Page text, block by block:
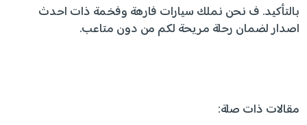
بالتأكيد. ف نحن نملك سيارات فارهة وفخمة ذات احدث
اصدار لضمان رحلة مريحة لكم من دون متاعب.
مقالات ذات صلة: